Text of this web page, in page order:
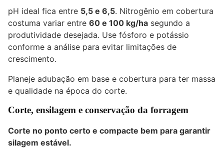
pH ideal fica entre 5,5 e 6,5. Nitrogênio em cobertura
costuma variar entre 60 e 100 kg/ha segundo a
produtividade desejada. Use fósforo e potássio
conforme a análise para evitar limitações de
crescimento.
Planeje adubação em base e cobertura para ter massa
e qualidade na época do corte.
Corte, ensilagem e conservação da forragem
Corte no ponto certo e compacte bem para garantir
silagem estável.